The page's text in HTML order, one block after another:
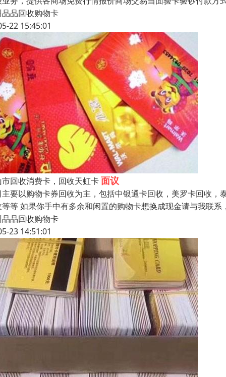
品回收购物卡
22 15:45:01
回收消费卡，回收天虹卡面议
要以购物卡券回收为主，包括中银通卡回收，美罗卡回收
等 如果你手中有多余和闲置的购物卡想换成现金请与我联
品回收购物卡
23 14:51:01